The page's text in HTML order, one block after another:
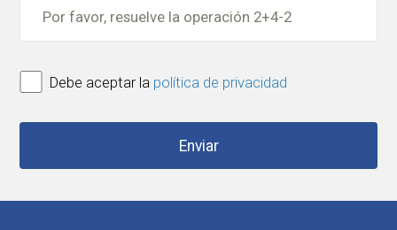
Debe aceptar la política de privacidad